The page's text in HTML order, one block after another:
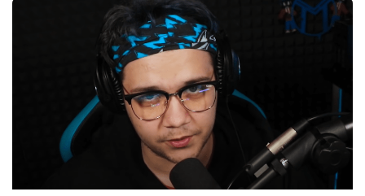
Sex a vztahy
Sledujte prima+